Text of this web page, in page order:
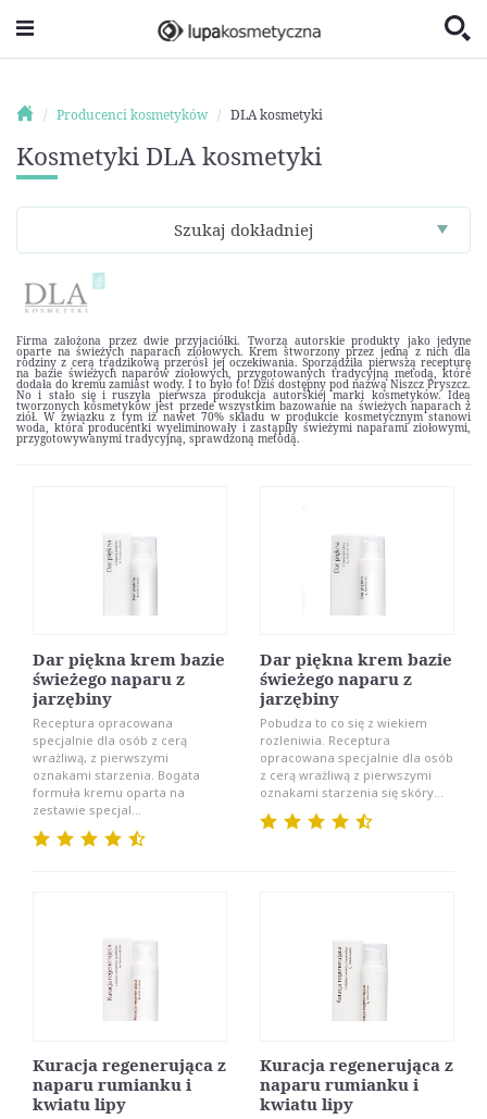
Producenci kosmetyków DLA kosmetyki
Kosmetyki DLA kosmetyki
Szukaj dokładniej
Firma założona przez dwie przyjaciółki. Tworzą autorskie produkty jako jedyne
oparte na świeżych naparach ziołowych. Krem stworzony przez jedną z nich dla
rodziny z cerą trądzikową przerósł jej oczekiwania. Sporządziła pierwszą recepturę
na bazie świeżych naparów ziołowych, przygotowanych tradycyjną metodą, które
dodała do kremu zamiast wody. I to było to! Dziś dostępny pod nazwą Niszcz Pryszcz.
No i stało się i ruszyła pierwsza produkcja autorskiej marki kosmetyków. Ideą
tworzonych kosmetyków jest przede wszystkim bazowanie na świeżych naparach z
ziół. W związku z tym iż nawet 70% składu w produkcie kosmetycznym stanowi
woda, która producentki wyeliminowały i zastąpiły świeżymi naparami ziołowymi,
przygotowywanymi tradycyjną, sprawdzoną metodą.
Dar piękna krem bazie
świeżego naparu z
jarzębiny
Receptura opracowana
specjalnie dla osób z cerą
wrażliwą, z pierwszymi
oznakami starzenia. Bogata
formuła kremu oparta na
zestawie specjal...
Dar piękna krem bazie
świeżego naparu z
jarzębiny
Pobudza to co się z wiekiem
rozleniwia. Receptura
opracowana specjalnie dla osób
z cerą wrażliwą z pierwszymi
oznakami starzenia się skóry...
Kuracja regenerująca z
naparu rumianku i
kwiatu lipy
Kuracja regenerująca z
naparu rumianku i
kwiatu lipy